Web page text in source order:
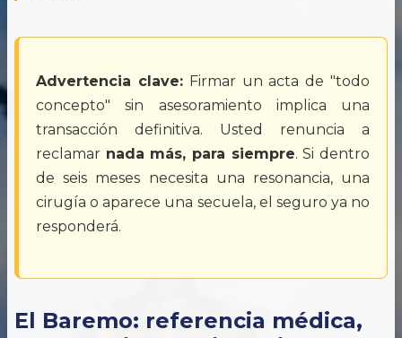
Advertencia clave:Firmar un acta de "todo
concepto" sin asesoramiento implica una
transacción definitiva. Usted renuncia a
reclamar nada más, para siempre. Si dentro
de seis meses necesita una resonancia, una
cirugía o aparece una secuela, el seguro ya no
responderá.
El Baremo: referencia médica,